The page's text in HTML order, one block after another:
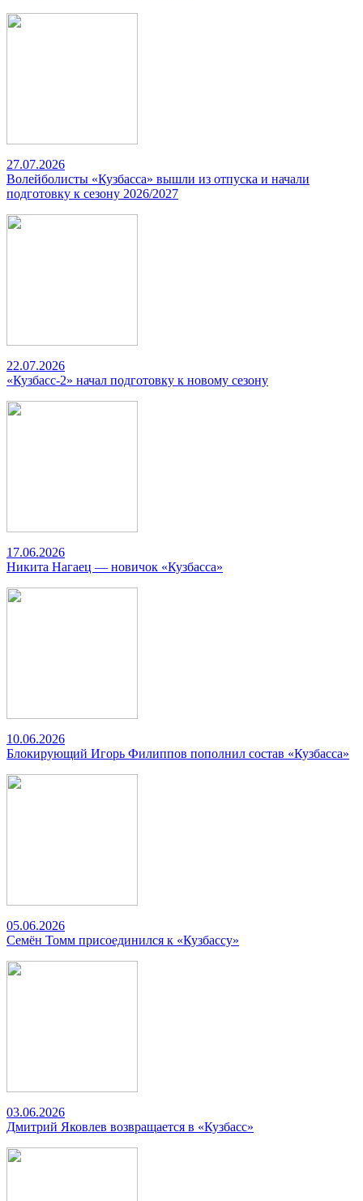
27.07.2026
Волейболисты «Кузбасса» вышли из отпуска и начали
подготовку к сезону 2026/2027
22.07.2026
«Кузбасс-2» начал подготовку к новому сезону
17.06.2026
Никита Нагаец — новичок «Кузбасса»
10.06.2026
Блокирующий Игорь Филиппов пополнил состав «Кузбасса»
05.06.2026
Семён Томм присоединился к «Кузбассу»
03.06.2026
Дмитрий Яковлев возвращается в «Кузбасс»